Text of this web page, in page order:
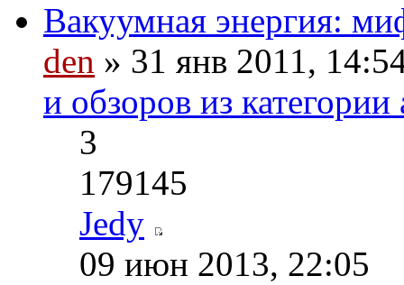
Вакуумная энергия:
den » 31 янв 2011,
и обзоров из
3
179145
Jedy
09 июн 2013, 22:05